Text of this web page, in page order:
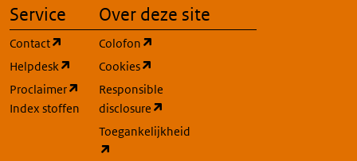
Service
Contact
(opent in een nieuw tabblad)
Helpdesk
(opent in een nieuw tabblad)
Proclaimer
(opent in een nieuw tabblad)
Index stoffen
Over deze site
Colofon
Cookies
Responsible
disclosure
Toegankelijkheid